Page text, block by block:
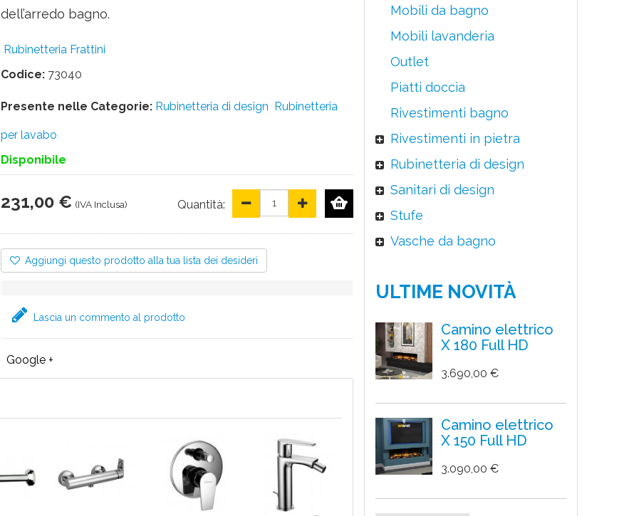
dell’arredo bagno.
Rubinetteria Frattini
Codice: 73040
Presente nelle Categorie: Rubinetteria di design Rubinetteria
per lavabo
Disponibile
231,00 € (IVA Inclusa) Quantità:
Aggiungi questo prodotto alla tua lista dei desideri
Lascia un commento al prodotto
Google +
Mobili da bagno
Mobili lavanderia
Outlet
Piatti doccia
Rivestimenti bagno
Rivestimenti in pietra
Rubinetteria di design
Sanitari di design
Stufe
Vasche da bagno
ULTIME NOVITÀ
Camino elettrico
X 180 Full HD
3.690,00 €
Camino elettrico
X 150 Full HD
3.090,00 €